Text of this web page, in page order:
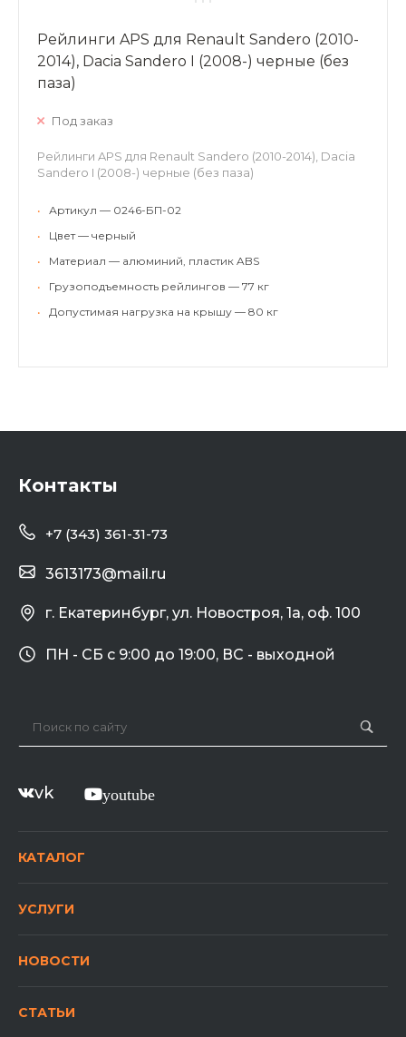
Рейлинги APS для Renault Sandero (2010-
2014), Dacia Sandero I (2008-) черные (без
паза)
Под заказ
Рейлинги APS для Renault Sandero (2010-2014), Dacia
Sandero I (2008-) черные (без паза)
•
Артикул — 0246-БП-02
•
Цвет — черный
•
Материал — алюминий, пластик ABS
•
Грузоподъемность рейлингов — 77 кг
•
Допустимая нагрузка на крышу — 80 кг
Контакты
+7 (343) 361-31-73
г. Екатеринбург, ул. Новостроя, 1а, оф. 100
3613173@mail.ru
ПН - СБ с 9:00 до 19:00, ВС - выходной
vk youtube
КАТАЛОГ
УСЛУГИ
НОВОСТИ
СТАТЬИ